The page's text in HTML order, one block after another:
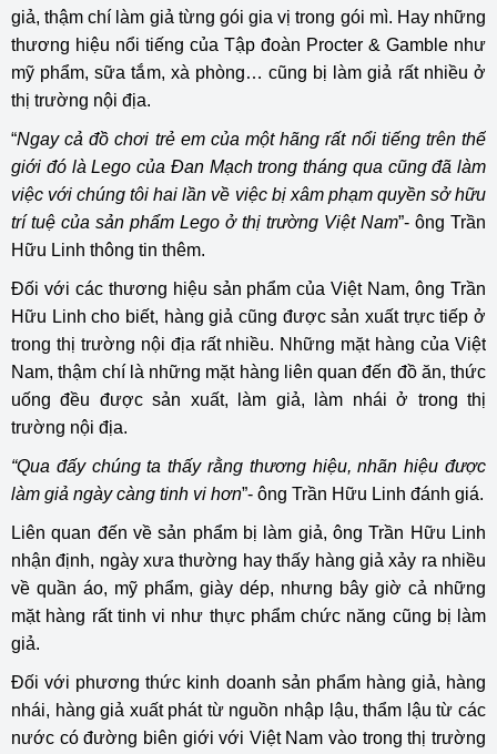
giả, thậm chí làm giả từng gói gia vị trong gói mì. Hay những
thương hiệu nổi tiếng của Tập đoàn Procter & Gamble như
mỹ phẩm, sữa tắm, xà phòng… cũng bị làm giả rất nhiều ở
thị trường nội địa.
“Ngay cả đồ chơi trẻ em của một hãng rất nổi tiếng trên thế
giới đó là Lego của Đan Mạch trong tháng qua cũng đã làm
việc với chúng tôi hai lần về việc bị xâm phạm quyền sở hữu
trí tuệ của sản phẩm Lego ở thị trường Việt Nam”- ông Trần
Hữu Linh thông tin thêm.
Đối với các thương hiệu sản phẩm của Việt Nam, ông Trần
Hữu Linh cho biết, hàng giả cũng được sản xuất trực tiếp ở
trong thị trường nội địa rất nhiều. Những mặt hàng của Việt
Nam, thậm chí là những mặt hàng liên quan đến đồ ăn, thức
uống đều được sản xuất, làm giả, làm nhái ở trong thị
trường nội địa.
“Qua đấy chúng ta thấy rằng thương hiệu, nhãn hiệu được
làm giả ngày càng tinh vi hơn”- ông Trần Hữu Linh đánh giá.
Liên quan đến về sản phẩm bị làm giả, ông Trần Hữu Linh
nhận định, ngày xưa thường hay thấy hàng giả xảy ra nhiều
về quần áo, mỹ phẩm, giày dép, nhưng bây giờ cả những
mặt hàng rất tinh vi như thực phẩm chức năng cũng bị làm
giả.
Đối với phương thức kinh doanh sản phẩm hàng giả, hàng
nhái, hàng giả xuất phát từ nguồn nhập lậu, thẩm lậu từ các
nước có đường biên giới với Việt Nam vào trong thị trường